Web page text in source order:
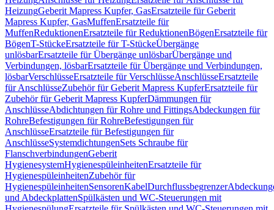
HeizungGeberit Mapress Kupfer, GasErsatzteile für Geberit
Mapress Kupfer, GasMuffenErsatzteile für
MuffenReduktionenErsatzteile für ReduktionenBögenErsatzteile für
BögenT-StückeErsatzteile für T-StückeÜbergänge
unlösbarErsatzteile für Übergänge unlösbarÜbergänge und
Verbindungen, lösbarErsatzteile für Übergänge und Verbindungen,
lösbarVerschlüsseErsatzteile für VerschlüsseAnschlüsseErsatzteile
für AnschlüsseZubehör für Geberit Mapress KupferErsatzteile für
Zubehör für Geberit Mapress KupferDämmungen für
AnschlüsseAbdichtungen für Rohre und FittingsAbdeckungen für
RohreBefestigungen für RohreBefestigungen für
AnschlüsseErsatzteile für Befestigungen für
AnschlüsseSystemdichtungenSets Schraube für
FlanschverbindungenGeberit
HygienesystemHygienespüleinheitenErsatzteile für
HygienespüleinheitenZubehör für
HygienespüleinheitenSensorenKabelDurchflussbegrenzer
und AbdeckplattenSpülkästen und WC-Steuerungen mit